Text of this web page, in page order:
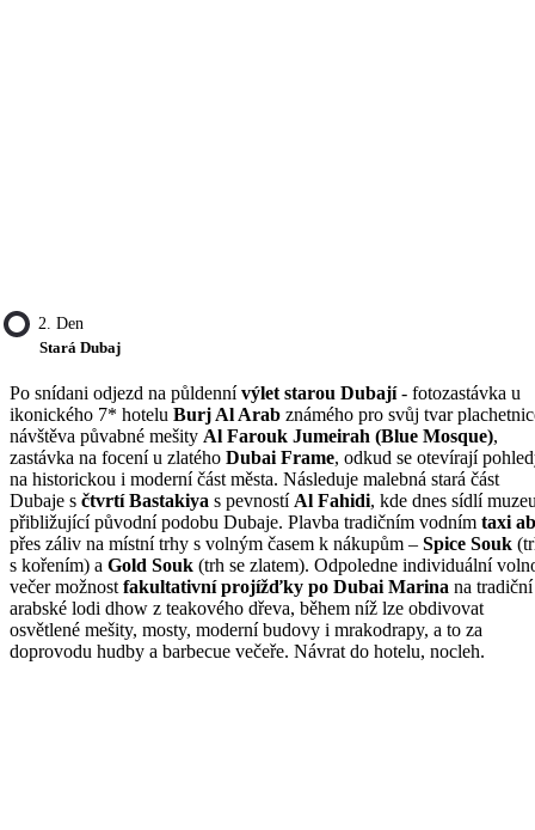
2. Den
Stará Dubaj
Po snídani odjezd na půldennívýlet starou Dubají- fotozastávka u
ikonického 7* hotelu Burj Al Arab známého pro svůj tvar
návštěva půvabné mešity Al Farouk Jumeirah (Blue Mosque),
zastávka na focení u zlatého Dubai Frame, odkud se otevírají
na historickou i moderní část města. Následuje malebná stará část
Dubaje s čtvrtí Bastakiya s pevnostíAl Fahidi, kde dnes sídlí
přibližující původní podobu Dubaje. Plavba tradičním vodním taxi
přes záliv na místní trhy s volným časem k nákupům – Spice Souk
s kořením) a Gold Souk (trh se zlatem). Odpoledne individuální
večer možnostfakultativní projížďky po Dubai Marina na tradiční
arabské lodi dhow z teakového dřeva, během níž lze obdivovat
osvětlené mešity, mosty, moderní budovy i mrakodrapy, a to za
doprovodu hudby a barbecue večeře. Návrat do hotelu, nocleh.